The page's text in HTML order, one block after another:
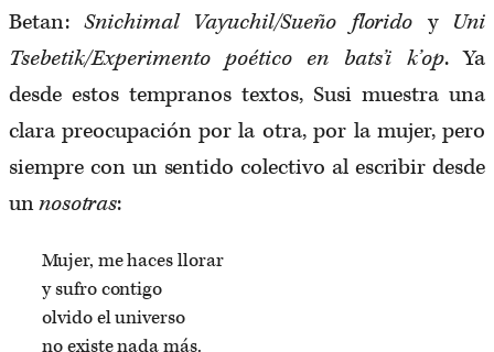
Betan:Snichimal Vayuchil/Sueño florido y Uni
Tsebetik/Experimento poético en bats’i k’op. Ya
desde estos tempranos textos, Susi muestra una
clara preocupación por la otra, por la mujer, pero
siempre con un sentido colectivo al escribir desde
unnosotras:
Mujer, me haces llorar
y sufro contigo
olvido el universo
no existe nada más.